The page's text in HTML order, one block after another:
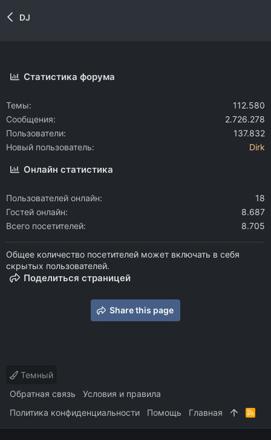
DJ
Статистика форума
Темы
112.580
Сообщения
2.726.278
Пользователи
137.832
Новый пользователь
Dirk
Онлайн статистика
Пользователей онлайн
18
Гостей онлайн
8.687
Всего посетителей
8.705
Общее количество посетителей может включать в себя
скрытых пользователей.
Поделиться страницей
Share this page
Темный
Обратная связь
Условия и правила
Политика конфиденциальности
Помощь Главная
R
S